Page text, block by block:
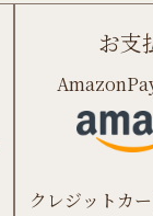
お支
クレジットカ